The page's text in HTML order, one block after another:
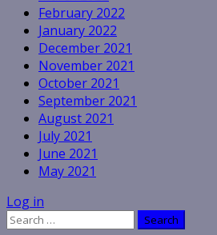
February 2022
January 2022
December 2021
November 2021
October 2021
September 2021
August 2021
July 2021
June 2021
May 2021
Log in
Search